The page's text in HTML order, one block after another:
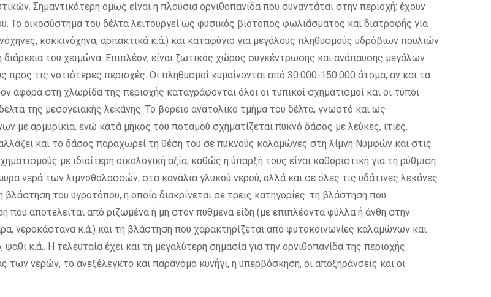
Σημαντικότερη όμως είναι η πλούσια ορνιθοπανίδα που συναντάται στην περιοχή: έχουν
Το οικοσύστημα του δέλτα λειτουργεί ως φυσικός βιότοπος φωλιάσματος και διατροφής για
κοκκινόχηνα, αρπακτικά κ.ά.) και καταφύγιο για μεγάλους πληθυσμούς υδρόβιων πουλιών
του χειμώνα. Επιπλέον, είναι ζωτικός χώρος συγκέντρωσης και ανάπαυσης μεγάλων
τις νοτιότερες περιοχές. Οι πληθυσμοί κυμαίνονται από 30.000-150.000 άτομα, αν και τα
αφορά στη χλωρίδα της περιοχής καταγράφονται όλοι οι τυπικοί σχηματισμοί και οι τύποι
της μεσογειακής λεκάνης. Το βόρειο ανατολικό τμήμα του δέλτα, γνωστό και ως
με αρμυρίκια, ενώ κατά μήκος του ποταμού σχηματίζεται πυκνό δάσος με λεύκες, ιτιές,
και το δάσος παραχωρεί τη θέση του σε πυκνούς καλαμώνες στη λίμνη Νυμφών και στις
με ιδιαίτερη οικολογική αξία, καθώς η ύπαρξή τους είναι καθοριστική για τη ρύθμιση
νερά των λιμνοθαλασσών, στα κανάλια γλυκού νερού, αλλά και σε όλες τις υδάτινες λεκάνες
του υγροτόπου, η οποία διακρίνεται σε τρεις κατηγορίες: τη βλάστηση που
που αποτελείται από ριζωμένα ή μη στον πυθμένα είδη (με επιπλέοντα φύλλα ή άνθη στην
νεροκάστανα κ.ά.) και τη βλάστηση που χαρακτηρίζεται από φυτοκοινωνίες καλαμώνων και
κ.ά.. Η τελευταία έχει και τη μεγαλύτερη σημασία για την ορνιθοπανίδα της περιοχής.
νερών, το ανεξέλεγκτο και παράνομο κυνήγι, η υπερβόσκηση, οι αποξηράνσεις και οι